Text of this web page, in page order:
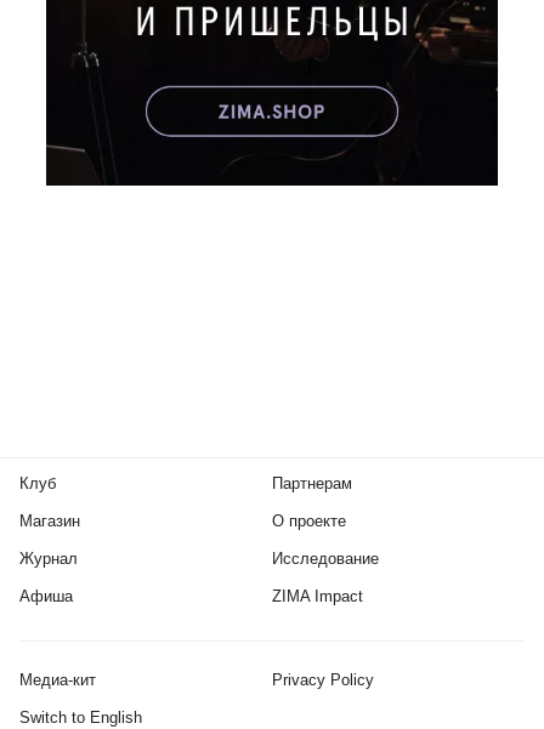
Клуб
Магазин
Журнал
Афиша
Партнерам
О проекте
Исследование
ZIMA Impact
Медиа-кит Privacy Policy
Switch to English